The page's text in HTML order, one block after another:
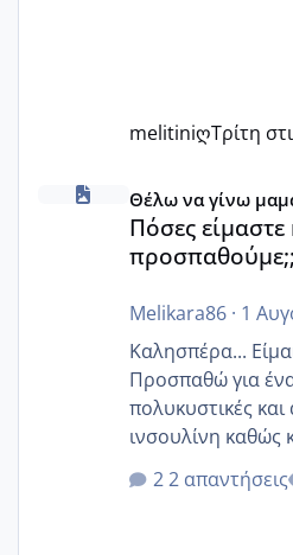
melitiniღΤρίτη
Πόσες είμαστε κοντά 40 και
Θέλω να γίνω
Πόσες
προσπαθούμε;;
Melikara86· 1
Καλησπέρα...
Προσπαθώ για ένα
πολυκυστικές
ινσουλίνη καθώς
κιλά παραπάνω
δεν χάνω εύκολα! Προσπαθώ για ακόμη
2 απαντήσεις